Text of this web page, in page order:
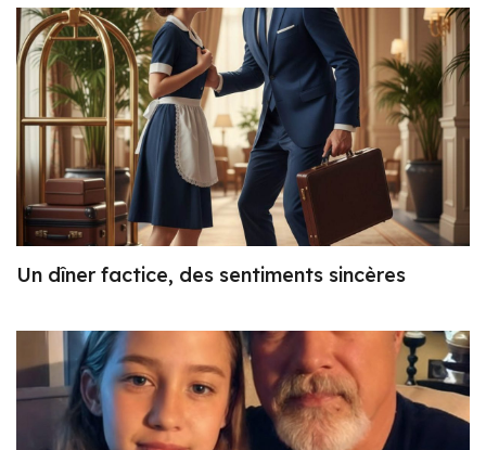
Un dîner factice, des sentiments sincères